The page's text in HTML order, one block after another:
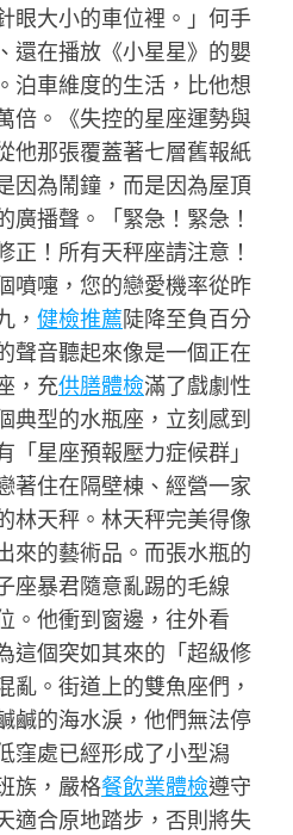
眼大小的車位裡。」何手
還在播放《小星星》的嬰
泊車維度的生活，比他想
倍。《失控的星座運勢與
他那張覆蓋著七層舊報紙
因為鬧鐘，而是因為屋頂
廣播聲。「緊急！緊急！
正！所有天秤座請注意！
噴嚏，您的戀愛機率從昨
， 健檢推薦陡降至負百分
聲音聽起來像是一個正在
，充供膳體檢滿了戲劇性
典型的水瓶座，立刻感到
星座預報壓力症候群」
著住在隔壁棟、經營一家
林天秤。林天秤完美得像
來的藝術品。而張水瓶的
座暴君隨意亂踢的毛線
。他衝到窗邊，往外看
這個突如其來的「超級修
亂。街道上的雙魚座們，
鹹的海水淚，他們無法停
窪處已經形成了小型潟
族，嚴格餐飲業體檢遵守
適合原地踏步，否則將失